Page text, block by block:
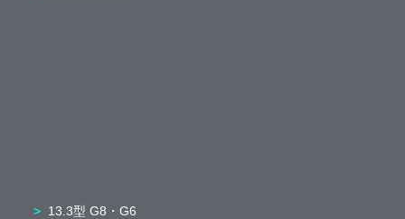
13.3型 G8・G6